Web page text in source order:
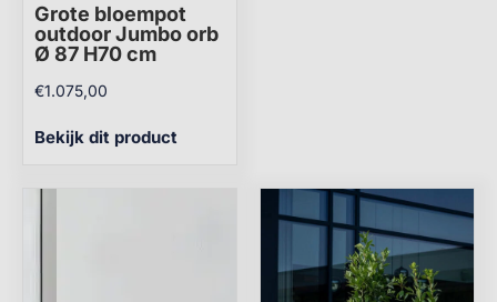
Grote bloempot
outdoor Jumbo orb
Ø 87 H70 cm
€1.075,00
Bekijk dit product